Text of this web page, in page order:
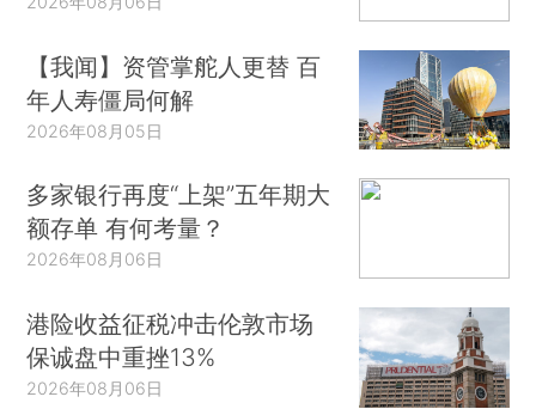
【我闻】资管掌舵人更替 百
年人寿僵局何解
2026年08月05日
多家银行再度“上架”五年期大
额存单 有何考量？
2026年08月06日
港险收益征税冲击伦敦市场
保诚盘中重挫13%
2026年08月06日